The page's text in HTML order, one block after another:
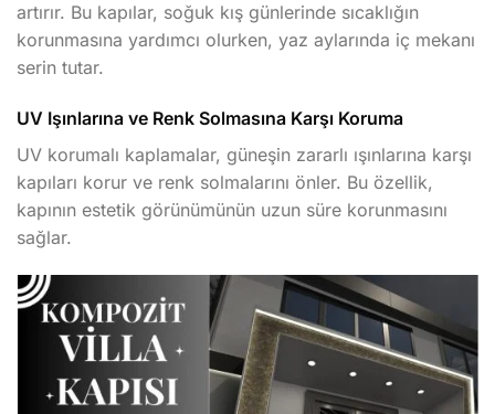
artırır. Bu kapılar, soğuk kış günlerinde sıcaklığın
korunmasına yardımcı olurken, yaz aylarında iç mekanı
serin tutar.
UV Işınlarına ve Renk Solmasına Karşı Koruma
UV korumalı kaplamalar, güneşin zararlı ışınlarına karşı
kapıları korur ve renk solmalarını önler. Bu özellik,
kapının estetik görünümünün uzun süre korunmasını
sağlar.